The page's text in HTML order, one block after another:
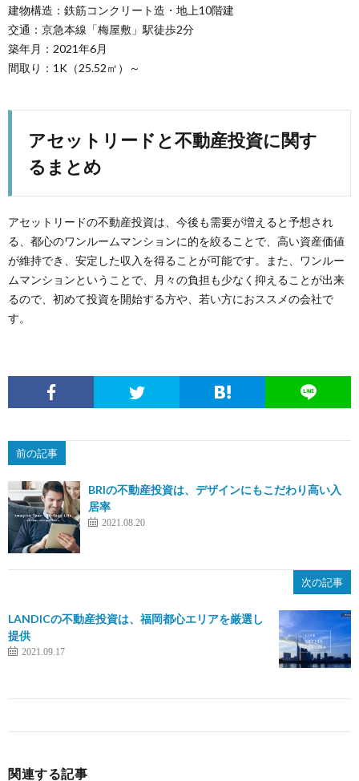
建物構造：鉄筋コンクリート造・地上10階建
交通：京急本線「梅屋敷」駅徒歩2分
築年月：2021年6月
間取り：1K（25.52㎡）～
アセットリードと不動産投資に関す
るまとめ
アセットリードの不動産投資は、今後も需要が増えると予想され
る、都心のワンルームマンションに的を絞ることで、高い資産価値
が維持でき、安定した収入を得ることが可能です。また、ワンルー
ムマンションということで、月々の負担も少なく抑えることが出来
るので、初めて投資を開始する方や、若い方におススメの会社で
す。
前の記事
BRIの不動産投資は、デザインにもこだわり高い入
居率
2021.08.20
次の記事
LANDICの不動産投資は、福岡都心エリアを厳選し
提供
2021.09.17
関連する記事